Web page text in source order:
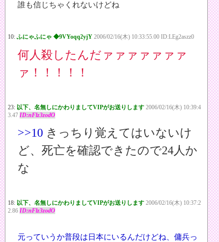
誰も信じちゃくれないけどね
10: ふにゃふにゃ ◆9VYoqq2yjY 2006/02/16(木) 10:33:55.00 ID:LEg2aszz0
何人殺したんだァァァァァァァ
ァ！！！！！
23: 以下、名無しにかわりましてVIPがお送りします 2006/02/16(木) 10:39:4
3.47 ID:nFlz3zodO
>>10 きっちり覚えてはいないけ
ど、死亡を確認できたので24人か
な
18: 以下、名無しにかわりましてVIPがお送りします 2006/02/16(木) 10:37:2
2.86 ID:nFlz3zodO
元っていうか普段は日本にいるんだけどね、傭兵っ